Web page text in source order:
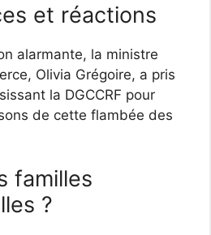
et réactions
alarmante, la ministre
Olivia Grégoire, a pris
la DGCCRF pour
de cette flambée des
familles
?